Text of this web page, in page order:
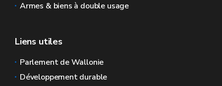
Armes & biens à double usage
Liens utiles
Parlement de Wallonie
Développement durable